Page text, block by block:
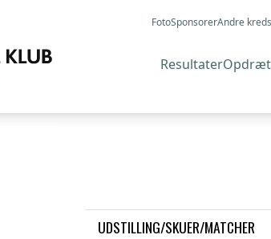
FotoSponsorerAndre
Resultater
UDSTILLING/SKUER/MATCHER